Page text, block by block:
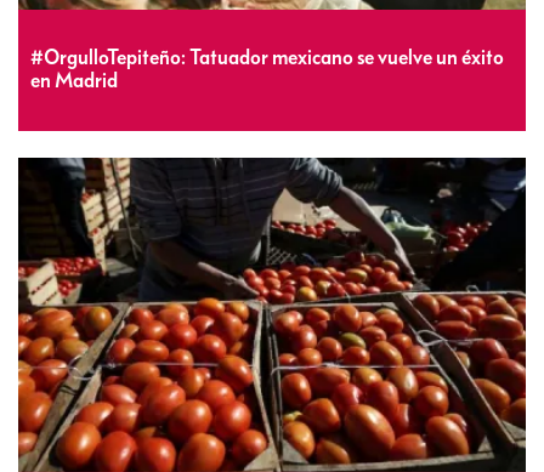
#OrgulloTepiteño: Tatuador mexicano se vuelve un éxito
en Madrid